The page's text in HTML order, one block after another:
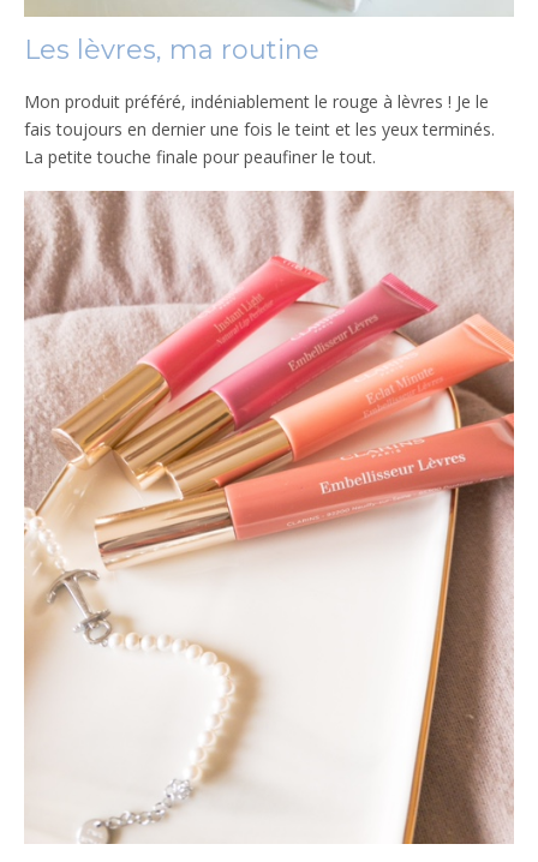
Les lèvres, ma routine
Mon produit préféré, indéniablement le rouge à lèvres ! Je le
fais toujours en dernier une fois le teint et les yeux terminés.
La petite touche finale pour peaufiner le tout.